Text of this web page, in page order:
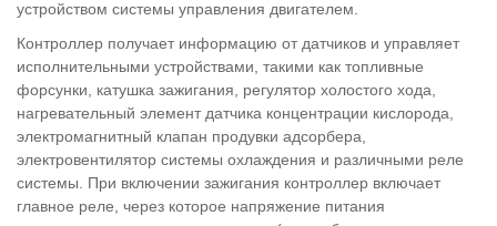
устройством системы управления двигателем.
Контроллер получает информацию от датчиков и управляет
исполнительными устройствами, такими как топливные
форсунки, катушка зажигания, регулятор холостого хода,
нагревательный элемент датчика концентрации кислорода,
электромагнитный клапан продувки адсорбера,
электровентилятор системы охлаждения и различными реле
системы. При включении зажигания контроллер включает
главное реле, через которое напряжение питания